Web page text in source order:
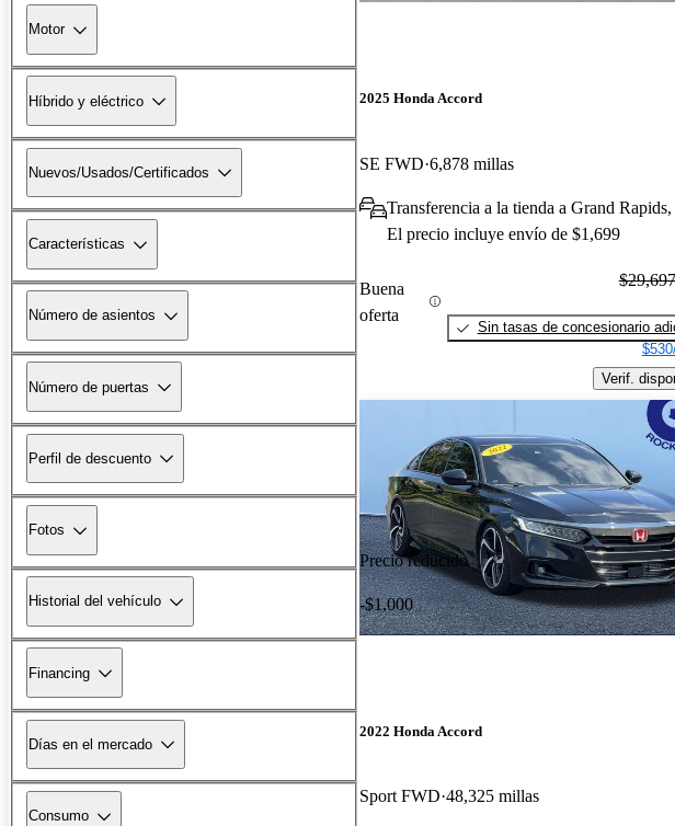
Motor
Híbrido y eléctrico
Nuevos/Usados/Certificados
Características
Número de asientos
Número de puertas
Perfil de descuento
Fotos
Historial del vehículo
Financing
Días en el mercado
Consumo
2025 Honda Accord
SE FWD 6,878 millas
Transferencia a la tienda a Grand
El precio incluye envío de $1,699
Buena
oferta
$29,697
Sin tasas de concesionario
Verif.
Precio reducido
-$1,000
2022 Honda Accord
Sport FWD 48,325 millas